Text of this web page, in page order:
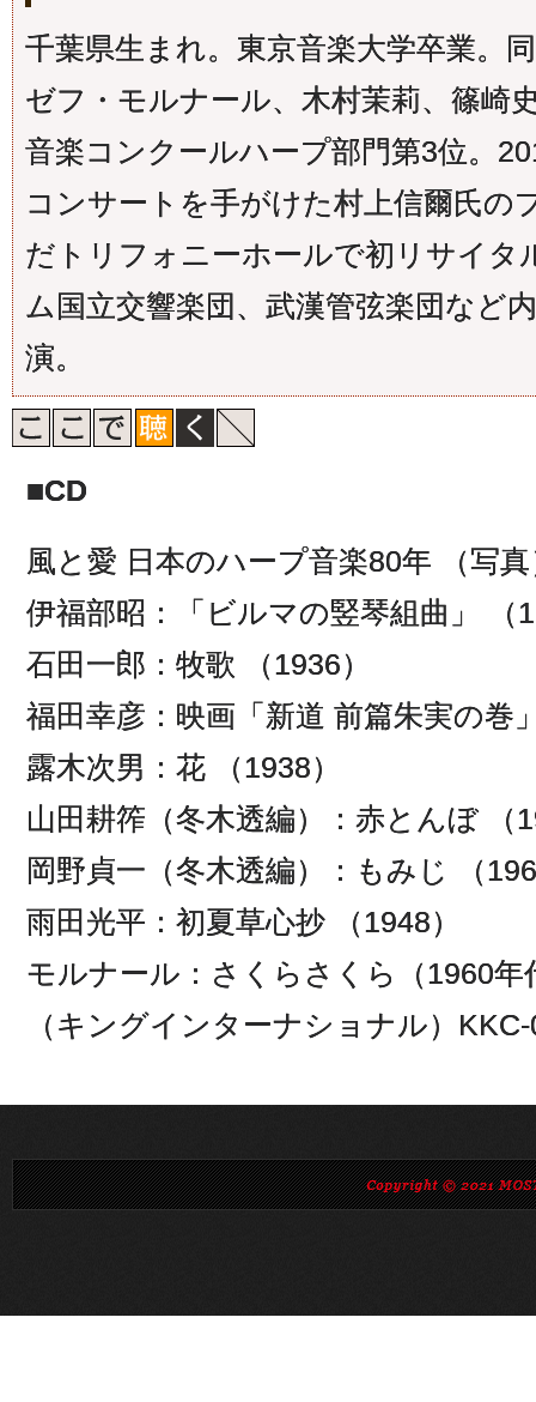
千葉県生まれ。東京音楽大学卒業。
ゼフ・モルナール、木村茉莉、篠崎
音楽コンクールハープ部門第3位。
コンサートを手がけた村上信爾氏の
だトリフォニーホールで初リサイタ
ム国立交響楽団、武漢管弦楽団など
演。
■CD
風と愛 日本のハープ音楽80年 （写
伊福部昭：「ビルマの竪琴組曲」 （
石田一郎：牧歌 （1936）
福田幸彦：映画「新道 前篇朱実の巻
露木次男：花 （1938）
山田耕筰（冬木透編）：赤とんぼ （
岡野貞一（冬木透編）：もみじ （
雨田光平：初夏草心抄 （1948）
モルナール：さくらさくら（1960年
（キングインターナショナル）